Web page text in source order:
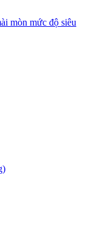
mòn mức độ siêu